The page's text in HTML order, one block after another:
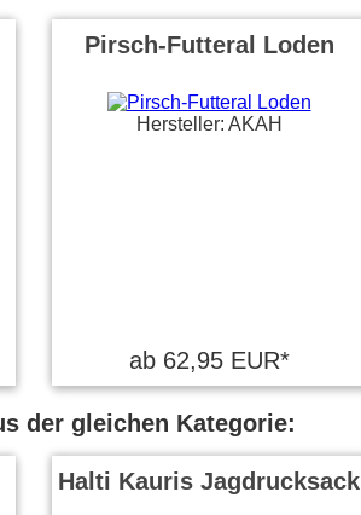
Pirsch-Futteral Loden
Hersteller: AKAH
ab 62,95 EUR*
der gleichen Kategorie:
Halti Kauris Jagdrucksack